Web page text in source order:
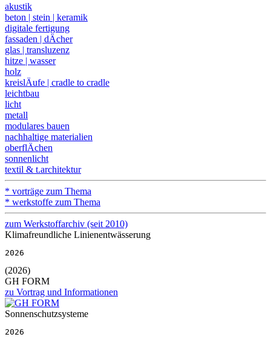
akustik
beton | stein | keramik
digitale fertigung
fassaden | dÄcher
glas | transluzenz
hitze | wasser
holz
kreislÄufe | cradle to cradle
leichtbau
licht
metall
modulares bauen
nachhaltige materialien
oberflÄchen
sonnenlicht
textil & t.architektur
* vorträge zum Thema
* werkstoffe zum Thema
zum Werkstoffarchiv (seit 2010)
Klimafreundliche Linienentwässerung
2026
(2026)
GH FORM
zu Vortrag und Informationen
Sonnenschutzsysteme
2026